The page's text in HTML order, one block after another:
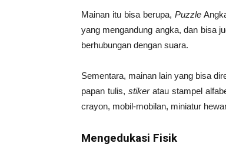
Mainan itu bisa berupa,Puzzle
yang mengandung angka, dan bisa
berhubungan dengan suara.
Sementara, mainan lain yang bisa
papan tulis, stikeratau stampel
crayon, mobil-mobilan, miniatur
Mengedukasi Fisik